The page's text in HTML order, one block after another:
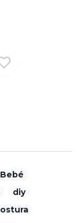
Bebé
diy